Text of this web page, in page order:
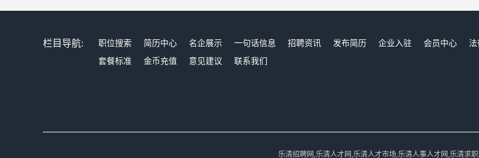
栏目导航: 职位搜索 简历中心 名企展示 一句话信息 招聘资讯 发布简历 企业入驻 会员中心
法
套餐标准
金币充值 意见建议 联系我们
乐清招聘网,乐清人才网,乐清人才市场,乐清人事人才网,乐清求